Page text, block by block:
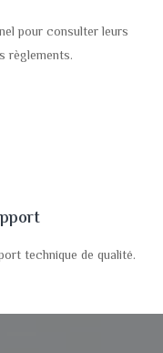
pour consulter leurs
règlements.
technique de qualité.